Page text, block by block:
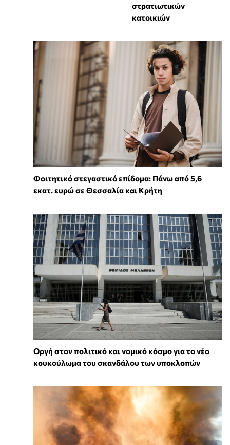
στρατιωτικών
κατοικιών
Φοιτητικό στεγαστικό επίδομα: Πάνω από 5,6
εκατ. ευρώ σε Θεσσαλία και Κρήτη
Οργή στον πολιτικό και νομικό κόσμο για το νέο
κουκούλωμα του σκανδάλου των υποκλοπών